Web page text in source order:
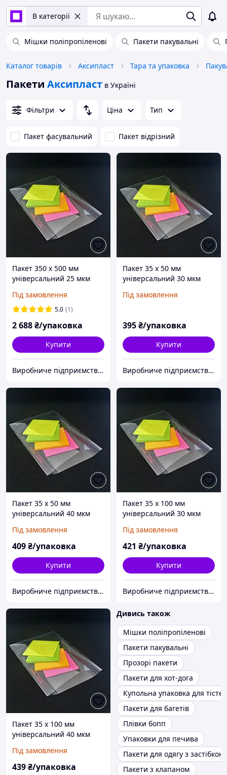
В категорії
Мішки поліпропіленові Пакети пакувальні
Каталог товарів Аксипласт Тара та упаковка
Пакети Аксипласт в Україні
Фільтри Ціна Тип
Пакет фасувальний Пакет відрізний
Пакет 350 x 500 мм
універсальний 25 мкм
1000 шт
Під замовлення
5.0 (1)
2 688₴/упаковка
Купити
Виробниче підприємство "Аксіпласт"
Пакет 35 x 50 мм
універсальний 30 мкм
1000 шт
Під замовлення
395₴/упаковка
Купити
Виробниче підприємство "Аксіпласт"
Пакет 35 x 50 мм
універсальний 40 мкм
1000 шт
Під замовлення
409₴/упаковка
Купити
Виробниче підприємство "Аксіпласт"
Пакет 35 x 100 мм
універсальний 30 мкм
1000 шт
Під замовлення
421 ₴/упаковка
Купити
Виробниче підприємство "Аксіпласт"
Пакет 35 x 100 мм
універсальний 40 мкм
1000 шт
Під замовлення
439₴/упаковка
Дивись також
Мішки поліпропіленові
Пакети пакувальні
Прозорі пакети
Пакети для хот-дога
Купольна упаковка для
Пакети для багетів
Плівки бопп
Упаковки для печива
Пакети для одягу з застібкою
Пакети з клапаном